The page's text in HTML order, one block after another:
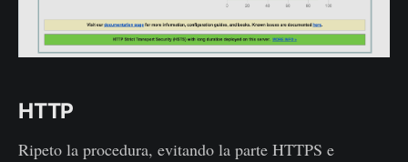
HTTP
Ripeto la procedura, evitando la parte HTTPS e